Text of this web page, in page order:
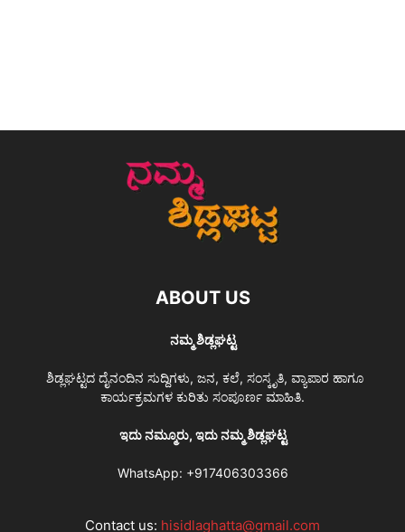
ABOUT US
ನಮ್ಮ ಶಿಡ್ಲಘಟ್ಟ
ಶಿಡ್ಲಘಟ್ಟದ ದೈನಂದಿನ ಸುದ್ದಿಗಳು, ಜನ, ಕಲೆ, ಸಂಸ್ಕೃತಿ, ವ್ಯಾಪಾರ ಹಾಗೂ
ಕಾರ್ಯಕ್ರಮಗಳ ಕುರಿತು ಸಂಪೂರ್ಣ ಮಾಹಿತಿ.
ಇದು ನಮ್ಮೂರು, ಇದು ನಮ್ಮ ಶಿಡ್ಲಘಟ್ಟ
WhatsApp: +917406303366
Contact us: hisidlaghatta@gmail.com